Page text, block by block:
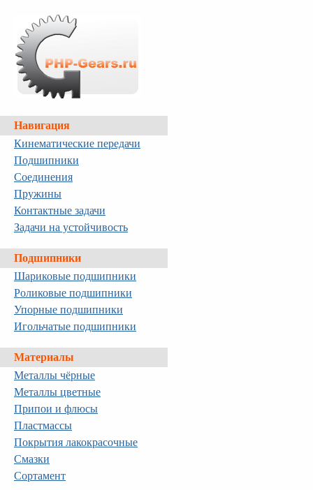
Навигация
Кинематические передачи
Подшипники
Соединения
Пружины
Контактные задачи
Задачи на устойчивость
Подшипники
Шариковые подшипники
Роликовые подшипники
Упорные подшипники
Игольчатые подшипники
Материалы
Металлы чёрные
Металлы цветные
Припои и флюсы
Пластмассы
Покрытия лакокрасочные
Смазки
Сортамент